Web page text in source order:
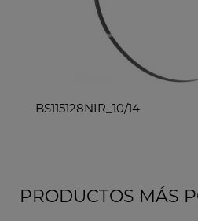
PRODUCTOS MÁS